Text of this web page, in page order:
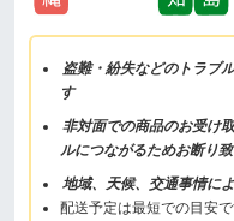
盗難・紛失などのトラブ
す
非対面での商品のお受け
ルにつながるためお断り
地域、天候、交通事情に
配送予定は最短での目安